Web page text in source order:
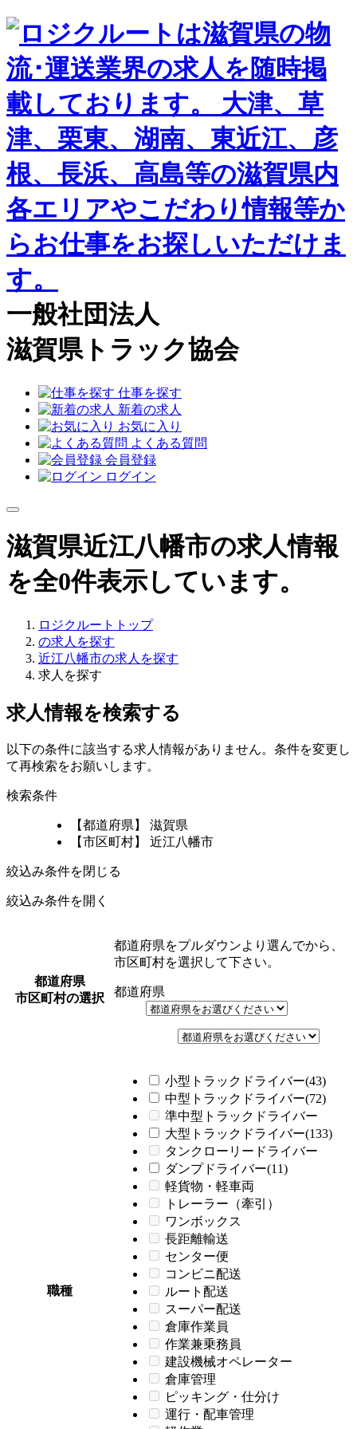
一般社団法人
滋賀県トラック協会
仕事を探す
新着の求人
お気に入り
よくある質問
会員登録
ログイン
滋賀県近江八幡市の求人情報
を全0件表示しています。
ロジクルートトップ
の求人を探す
近江八幡市の求人を探す
求人を探す
求人情報を検索する
以下の条件に該当する求人情報がありません。条件を変更し
て再検索をお願いします。
検索条件
【都道府県】 滋賀県
【市区町村】 近江八幡市
絞込み条件を閉じる
絞込み条件を開く
都道府県
市区町村の選択
都道府県をプルダウンより選んでから、
市区町村を選択して下さい。
都道府県
職種
小型トラックドライバー(43)
中型トラックドライバー(72)
準中型トラックドライバー
大型トラックドライバー(133)
タンクローリードライバー
ダンプドライバー(11)
軽貨物・軽車両
トレーラー（牽引）
ワンボックス
長距離輸送
センター便
コンビニ配送
ルート配送
スーパー配送
倉庫作業員
作業兼乗務員
建設機械オペレーター
倉庫管理
ピッキング・仕分け
運行・配車管理